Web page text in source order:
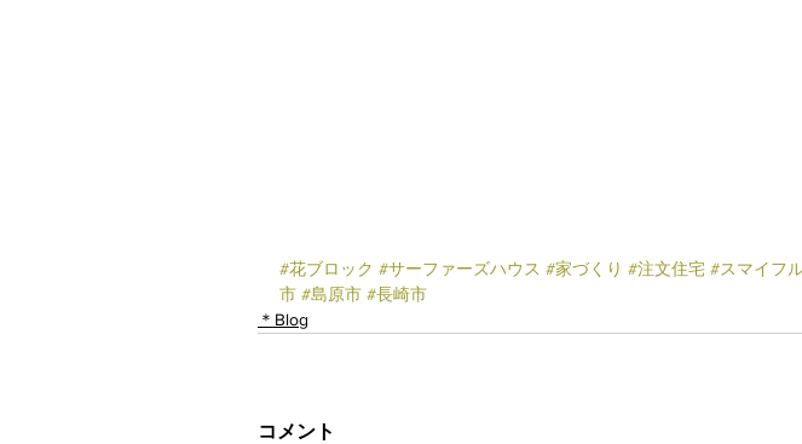
#花ブロック #サーファーズハウス #家づくり #注文住宅 #スマイフ
市 #島原市 #長崎市
＊Blog
コメント